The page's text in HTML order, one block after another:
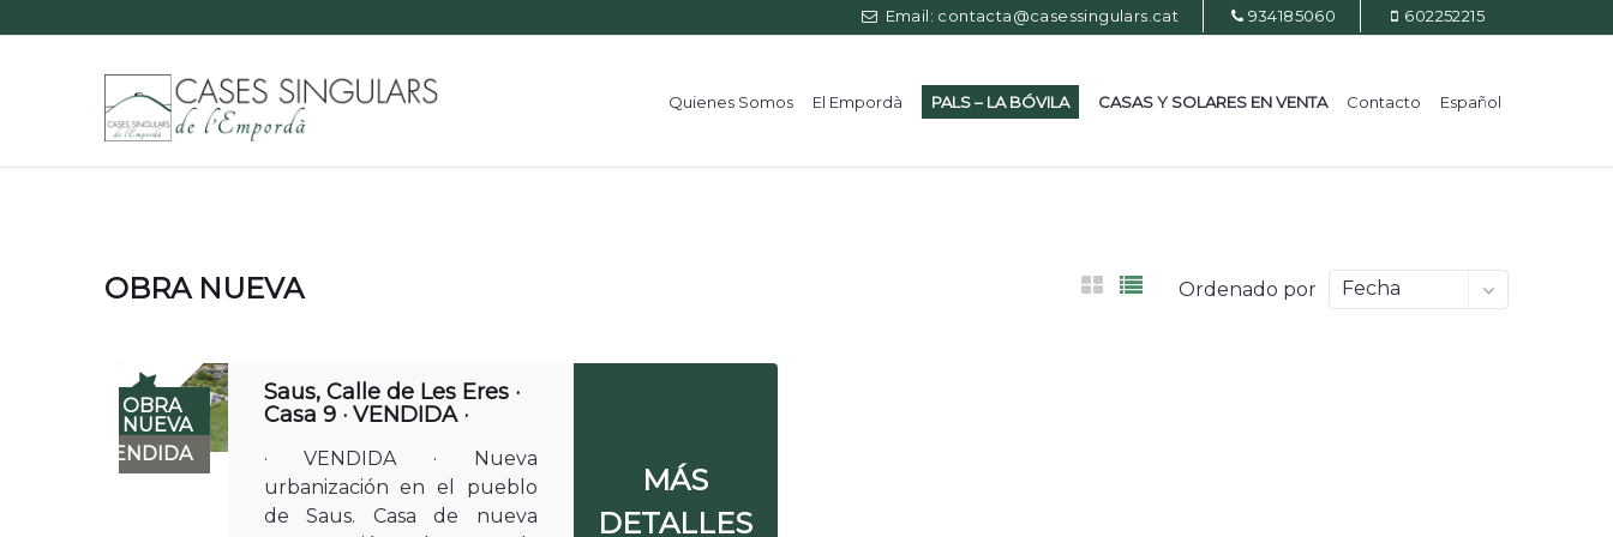
Email: contacta@casessingulars.cat 934185060 602252215
Quienes Somos El Empordà PALS – LA BÓVILA CASAS Y SOLARES EN VENTA Contacto Español
OBRA NUEVA Ordenado por Fecha
OBRA
NUEVA
VENDIDA
Saus, Calle de Les Eres ·
Casa 9 · VENDIDA ·
· VENDIDA · Nueva
urbanización en el pueblo
de Saus. Casa de nueva
MÁS
DETALLES